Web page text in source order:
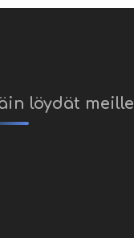
löydät meille